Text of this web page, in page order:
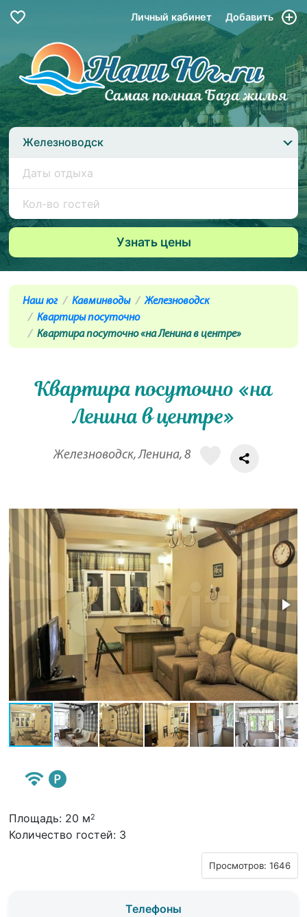
Личный кабинет Добавить
Железноводск
Наш юг Кавминводы
Железноводск
Квартиры посуточно
Квартира посуточно «на Ленина в центре»
Квартира посуточно «на
Ленина в центре»
Железноводск, Ленина, 8
Площадь: 20 м2
Количество гостей: 3
Просмотров: 1646
Телефоны